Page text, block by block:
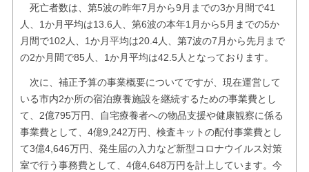
死亡者数は、第5波の昨年7月から9月までの3か月間で41
人、1か月平均は13.6人、第6波の本年1月から5月までの5か
月間で102人、1か月平均は20.4人、第7波の7月から先月まで
の2か月間で85人、1か月平均は42.5人となっております。
次に、補正予算の事業概要についてですが、現在運営して
いる市内2か所の宿泊療養施設を継続するための事業費とし
て、2億795万円、自宅療養者への物品支援や健康観察に係る
事業費として、4億9,242万円、検査キットの配付事業費とし
て3億4,646万円、発生届の入力など新型コロナウイルス対策
室で行う事務費として、4億4,648万円を計上しています。今